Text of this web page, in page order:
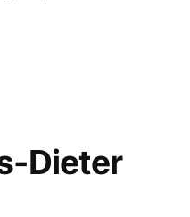
Dieter